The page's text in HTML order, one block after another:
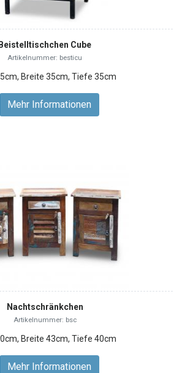
Beistelltischchen Cube
Artikelnummer: besticu
Breite 35cm, Tiefe 35cm
Mehr Informationen
Nachtschränkchen
Artikelnummer: bsc
Breite 43cm, Tiefe 40cm
Mehr Informationen